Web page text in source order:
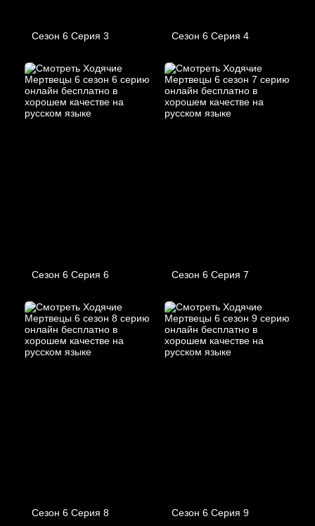
Сезон 6 Серия 3 Сезон 6 Серия 4
Сезон 6 Серия 6 Сезон 6 Серия 7
Сезон 6 Серия 8 Сезон 6 Серия 9